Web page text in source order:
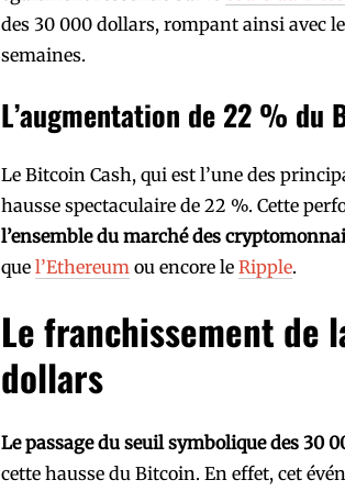
des 30 000 dollars, rompant ainsi avec
semaines.
L’augmentation de 22 % du
Le Bitcoin Cash, qui est l’une des
hausse spectaculaire de 22 %. Cette
l’ensemble du marché des
que l’Ethereum ou encore le Ripple.
Le franchissement de
dollars
Le passage du seuil symbolique des 30
cette hausse du Bitcoin. En effet, cet